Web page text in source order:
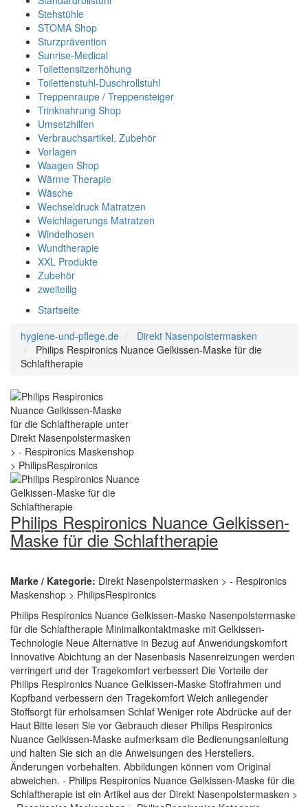
Stehstühle
STOMA Shop
Sturzprävention
Sunrise-Medical
Toilettensitzerhöhung
Toilettenstuhl-Duschrollstuhl
Treppenraupe / Treppensteiger
Trinknahrung Shop
Umsetzhilfen
Verbrauchsartikel, Zubehör
Vorlagen
Waagen Shop
Wärme Therapie
Wäsche
Wechseldruck Matratzen
Weichlagerungs Matratzen
Windelhosen
Wundtherapie
XXL Produkte
Zubehör
zweiteilig
Startseite
hygiene-und-pflege.de
Direkt Nasenpolstermasken
Philips Respironics Nuance Gelkissen-Maske für die
Schlaftherapie
Philips Respironics Nuance Gelkissen-
Maske für die Schlaftherapie
Marke / Kategorie: Direkt Nasenpolstermasken > - Respironics
Maskenshop > PhilipsRespironics
Philips Respironics Nuance Gelkissen-Maske Nasenpolstermaske
für die Schlaftherapie Minimalkontaktmaske mit Gelkissen-
Technologie Neue Alternative in Bezug auf Anwendungskomfort
Innovative Abichtung an der Nasenbasis Nasenreizungen werden
verringert und der Tragekomfort verbessert Die Vorteile der
Philips Respironics Nuance Gelkissen-Maske Stoffrahmen und
Kopfband verbessern den Tragekomfort Weich anliegender
Stoffsorgt für erholsamsen Schlaf Weniger rote Abdrücke auf der
Haut Bitte lesen Sie vor Gebrauch dieser Philips Respironics
Nuance Gelkissen-Maske aufmerksam die Bedienungsanleitung
und halten Sie sich an die Anweisungen des Herstellers.
Änderungen vorbehalten. Abbildungen können vom Original
abweichen. - Philips Respironics Nuance Gelkissen-Maske für die
Schlaftherapie ist ein Artikel aus der Direkt Nasenpolstermasken >